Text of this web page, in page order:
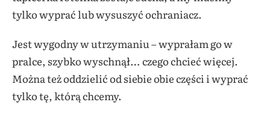
tylko wyprać lub wysuszyć ochraniacz.
Jest wygodny w utrzymaniu – wyprałam go w
pralce, szybko wyschnął… czego chcieć więcej.
Można też oddzielić od siebie obie części i wyprać
tylko tę, którą chcemy.